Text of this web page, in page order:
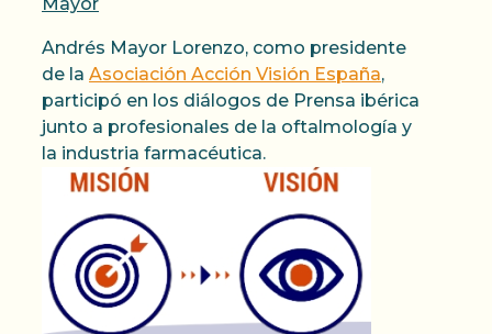
Mayor
Andrés Mayor Lorenzo, como presidente
de la Asociación Acción Visión España,
participó en los diálogos de Prensa ibérica
junto a profesionales de la oftalmología y
la industria farmacéutica.